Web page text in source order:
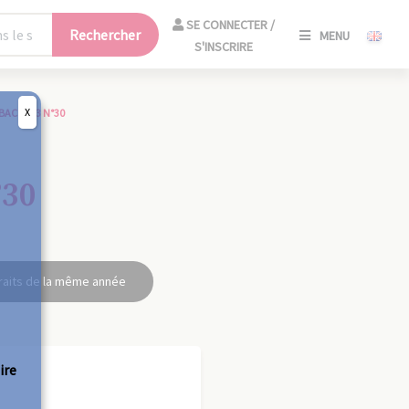
Rechercher
SE CONNECTER /
S'INSCRIRE
MENU
1923 N°30
de la même année
X